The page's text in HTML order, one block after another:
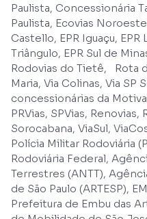
Paulista, Concessionária
Paulista, Ecovias
Castello, EPR Iguaçu,
Triângulo, EPR Sul de
Rodovias do Tietê, Rota
Maria, Via Colinas, Via SP
concessionárias da
PRVias, SPVias, Renovias,
Sorocabana, ViaSul,
Polícia Militar Rodoviária
Rodoviária Federal,
Terrestres (ANTT),
de São Paulo (ARTESP),
Prefeitura de Embu das